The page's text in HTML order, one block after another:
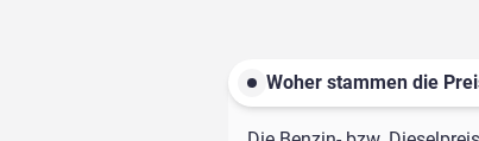
Woher stammen die